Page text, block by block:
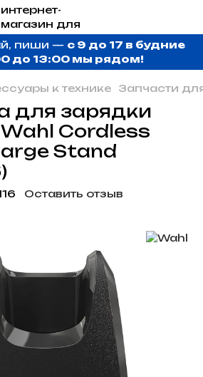
пиши — с 9 до 17 в будние
до 13:00 мы рядом!
к технике Запчасти
для зарядки
Cordless
Stand
Оставить отзыв